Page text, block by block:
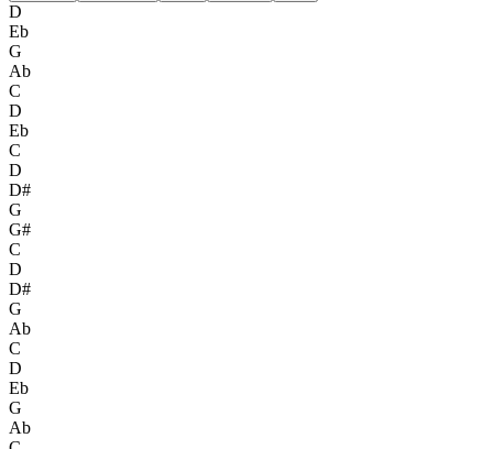
D
Eb
G
Ab
C
D
Eb
C
D
D#
G
G#
C
D
D#
G
Ab
C
D
Eb
G
Ab